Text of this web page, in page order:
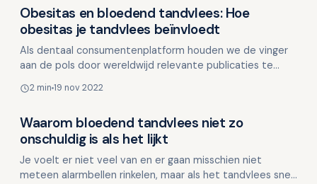
Mondgezondheid in relatie tot algehele gezondheid
Obesitas en bloedend tandvlees: Hoe
obesitas je tandvlees beïnvloedt
Als dentaal consumentenplatform houden we de vinger
aan de pols door wereldwijd relevante publicaties te
wa…
2 min 19 nov 2022
Mondgezondheid in relatie tot algehele gezondheid
Waarom bloedend tandvlees niet zo
onschuldig is als het lijkt
Je voelt er niet veel van en er gaan misschien niet
meteen alarmbellen rinkelen, maar als het tandvlees snel